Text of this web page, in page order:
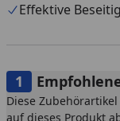
Effektive
Diese
auf dieses Produkt